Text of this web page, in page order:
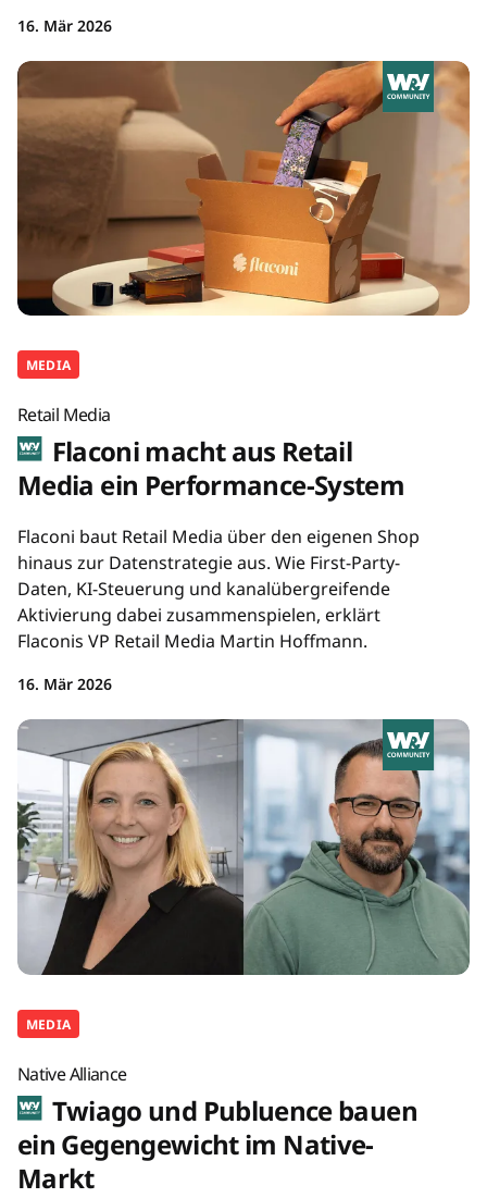
16. Mär 2026
MEDIA
Retail Media
Flaconi macht aus Retail
Media ein Performance-System
Flaconi baut Retail Media über den eigenen Shop
hinaus zur Datenstrategie aus. Wie First-Party-
Daten, KI-Steuerung und kanalübergreifende
Aktivierung dabei zusammenspielen, erklärt
Flaconis VP Retail Media Martin Hoffmann.
16. Mär 2026
MEDIA
Native Alliance
Twiago und Publuence bauen
ein Gegengewicht im Native-
Markt